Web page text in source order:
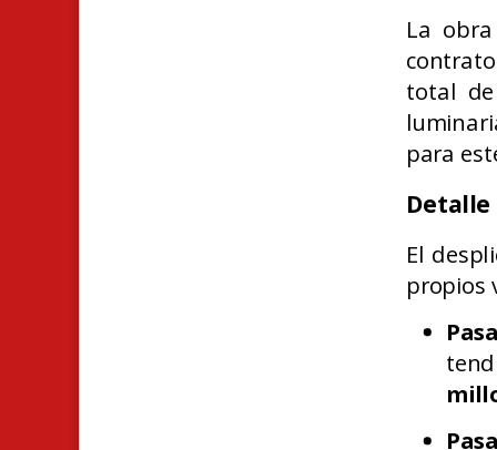
La
total
para
El
propios